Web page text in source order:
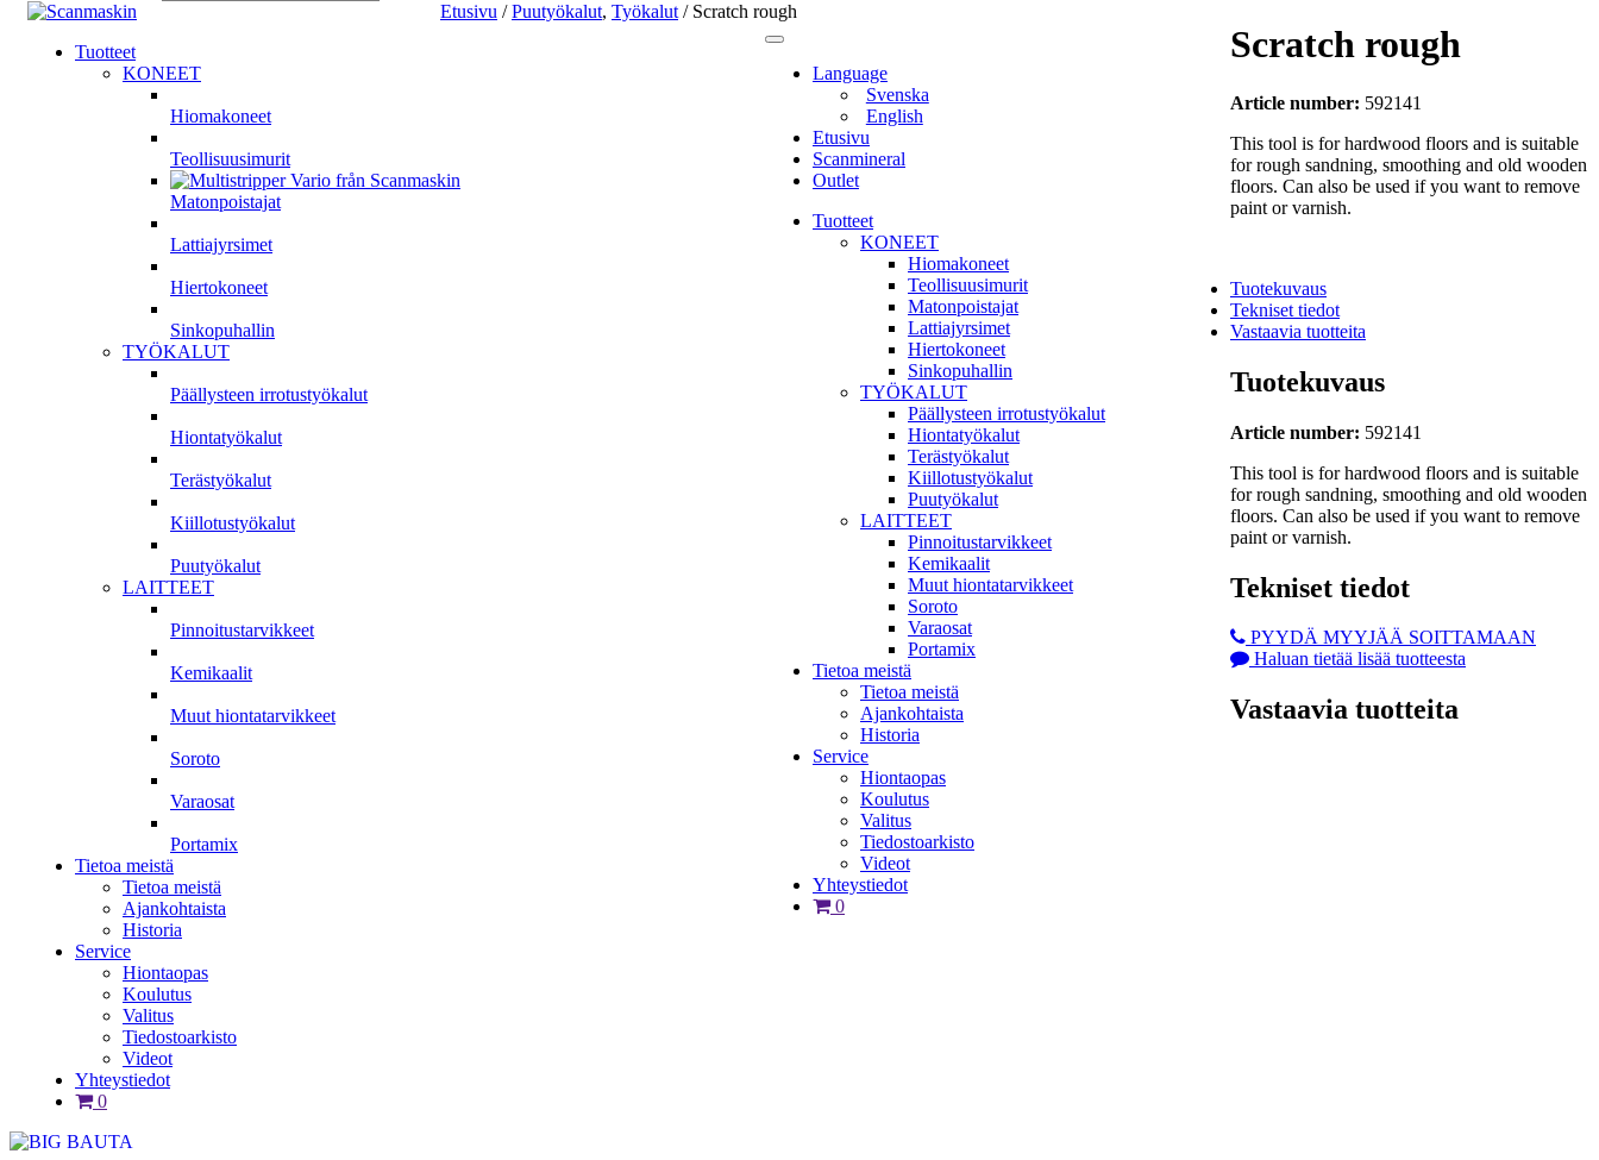
Language
Svenska
English
Etusivu
Scanmineral
Outlet
Tuotteet
KONEET
Hiomakoneet
Teollisuusimurit
Matonpoistajat
Lattiajyrsimet
Hiertokoneet
Sinkopuhallin
TYÖKALUT
Päällysteen irrotustyökalut
Hiontatyökalut
Terästyökalut
Kiillotustyökalut
Puutyökalut
LAITTEET
Pinnoitustarvikkeet
Kemikaalit
Muut hiontatarvikkeet
Soroto
Varaosat
Portamix
Tietoa meistä
Tietoa meistä
Ajankohtaista
Historia
Service
Hiontaopas
Koulutus
Valitus
Tiedostoarkisto
Videot
Yhteystiedot
0
Tuotteet
KONEET
Hiomakoneet
Teollisuusimurit
Matonpoistajat
Lattiajyrsimet
Hiertokoneet
Sinkopuhallin
TYÖKALUT
Päällysteen irrotustyökalut
Hiontatyökalut
Terästyökalut
Kiillotustyökalut
Puutyökalut
LAITTEET
Pinnoitustarvikkeet
Kemikaalit
Muut hiontatarvikkeet
Soroto
Varaosat
Portamix
Tietoa meistä
Tietoa meistä
Ajankohtaista
Historia
Service
Hiontaopas
Koulutus
Valitus
Tiedostoarkisto
Videot
Yhteystiedot
0
Etusivu /Puutyökalut, Työkalut/ Scratch rough
Scratch rough
Article number: 592141
This tool is for hardwood floors and is suitable
for rough sandning, smoothing and old wooden
floors. Can also be used if you want to remove
paint or varnish.
Tuotekuvaus
Tekniset tiedot
Vastaavia tuotteita
Tuotekuvaus
Article number: 592141
This tool is for hardwood floors and is suitable
for rough sandning, smoothing and old wooden
floors. Can also be used if you want to remove
paint or varnish.
Tekniset tiedot
PYYDÄ MYYJÄÄ SOITTAMAAN
Haluan tietää lisää tuotteesta
Vastaavia tuotteita